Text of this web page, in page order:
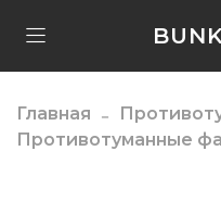
Главная
Противотуманные